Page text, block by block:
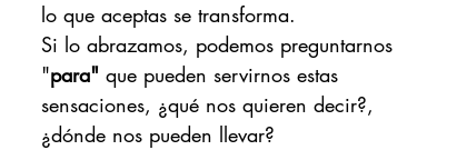
lo que aceptas se transforma.
Si lo abrazamos, podemos preguntarnos
"para" que pueden servirnos estas
sensaciones, ¿qué nos quieren decir?,
¿dónde nos pueden llevar?